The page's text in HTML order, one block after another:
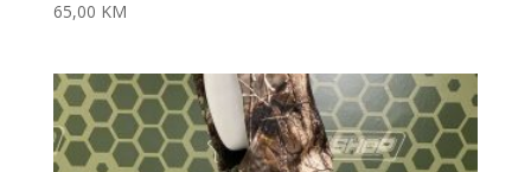
65,00 KM